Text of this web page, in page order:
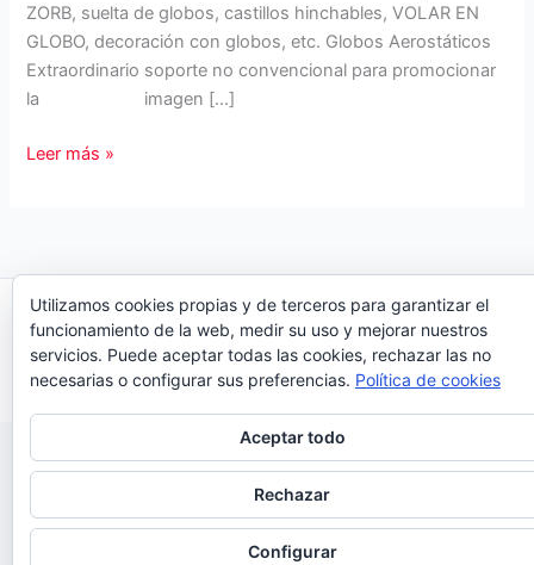
ZORB, suelta de globos, castillos hinchables, VOLAR EN
GLOBO, decoración con globos, etc. Globos Aerostáticos
Extraordinario soporte no convencional para promocionar
la imagen […]
Airland
Globos
para
eventos
Leer más »
Copyright © 2026 Organiza Eventos
Utilizamos cookies propias y de terceros para garantizar el
funcionamiento de la web, medir su uso y mejorar nuestros
servicios. Puede aceptar todas las cookies, rechazar las no
necesarias o configurar sus preferencias. Política de cookies
Aceptar todo
Rechazar
Configurar